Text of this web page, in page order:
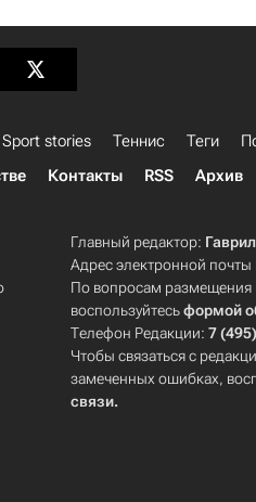
Sport stories Теннис Теги
Контакты RSS Архив
Главный редактор:
Адрес электронной почты
По вопросам размещения
воспользуйтесьформой
Телефон Редакции:7
Чтобы связаться с
замеченных ошибках,
связи.